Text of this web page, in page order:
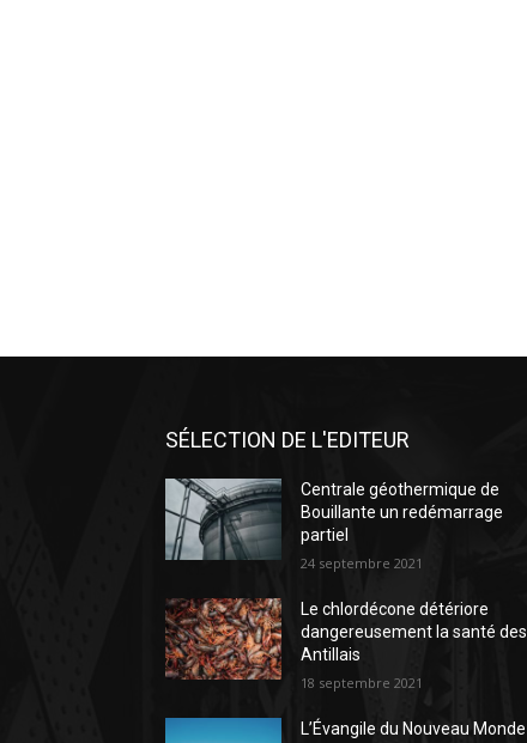
SÉLECTION DE L'EDITEUR
Centrale géothermique de
Bouillante un redémarrage
partiel
24 septembre 2021
Le chlordécone détériore
dangereusement la santé des
Antillais
18 septembre 2021
L’Évangile du Nouveau Monde